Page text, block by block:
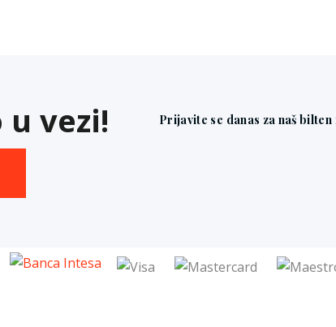
vezi! Prijavite se danas za naš